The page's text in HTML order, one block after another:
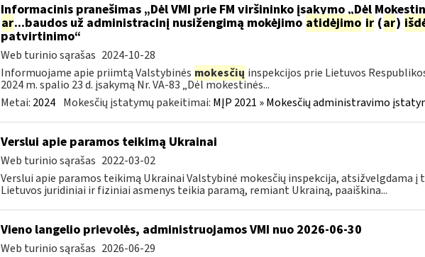
Informacinis pranešimas „Dėl VMI prie FM viršininko įsakymo „Dėl
ar...baudos už administracinį nusižengimą mokėjimo atidėjimo ir(ar)
patvirtinimo“
Web turinio sąrašas 2024-10-28
Informuojame apie priimtą Valstybinės mokesčių inspekcijos prie Lietuvos
2024 m. spalio 23 d. įsakymą Nr. VA-83 „Dėl mokestinės...
Metai: 2024 Mokesčių įstatymų pakeitimai: MĮP 2021 » Mokesčių administravimo
Verslui apie paramos teikimą Ukrainai
Web turinio sąrašas 2022-03-02
Verslui apie paramos teikimą Ukrainai Valstybinė mokesčių inspekcija, atsižvelgdama į
Lietuvos juridiniai ir fiziniai asmenys teikia paramą, remiant Ukrainą, paaiškina...
Vieno langelio prievolės, administruojamos VMI nuo 2026-06-30
Web turinio sąrašas 2026-06-29